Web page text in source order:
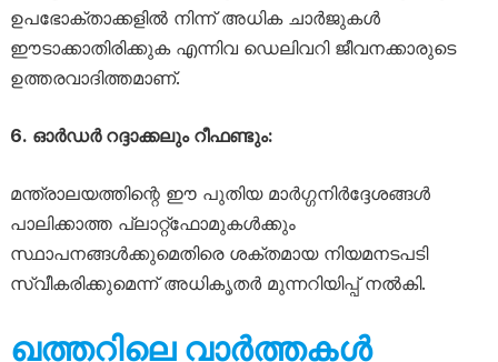
ഉപഭോക്താക്കളിൽ നിന്ന് അധിക ചാർജുകൾ
ഈടാക്കാതിരിക്കുക എന്നിവ ഡെലിവറി ജീവനക്കാരുടെ
ഉത്തരവാദിത്തമാണ്.
6. ഓർഡർ റദ്ദാക്കലും റീഫണ്ടും:
മന്ത്രാലയത്തിന്റെ ഈ പുതിയ മാർഗ്ഗനിർദ്ദേശങ്ങൾ
പാലിക്കാത്ത പ്ലാറ്റ്‌ഫോമുകൾക്കും
സ്ഥാപനങ്ങൾക്കുമെതിരെ ശക്തമായ നിയമനടപടി
സ്വീകരിക്കുമെന്ന് അധികൃതർ മുന്നറിയിപ്പ് നൽകി.
ഖത്തറിലെ വാർത്തകൾ